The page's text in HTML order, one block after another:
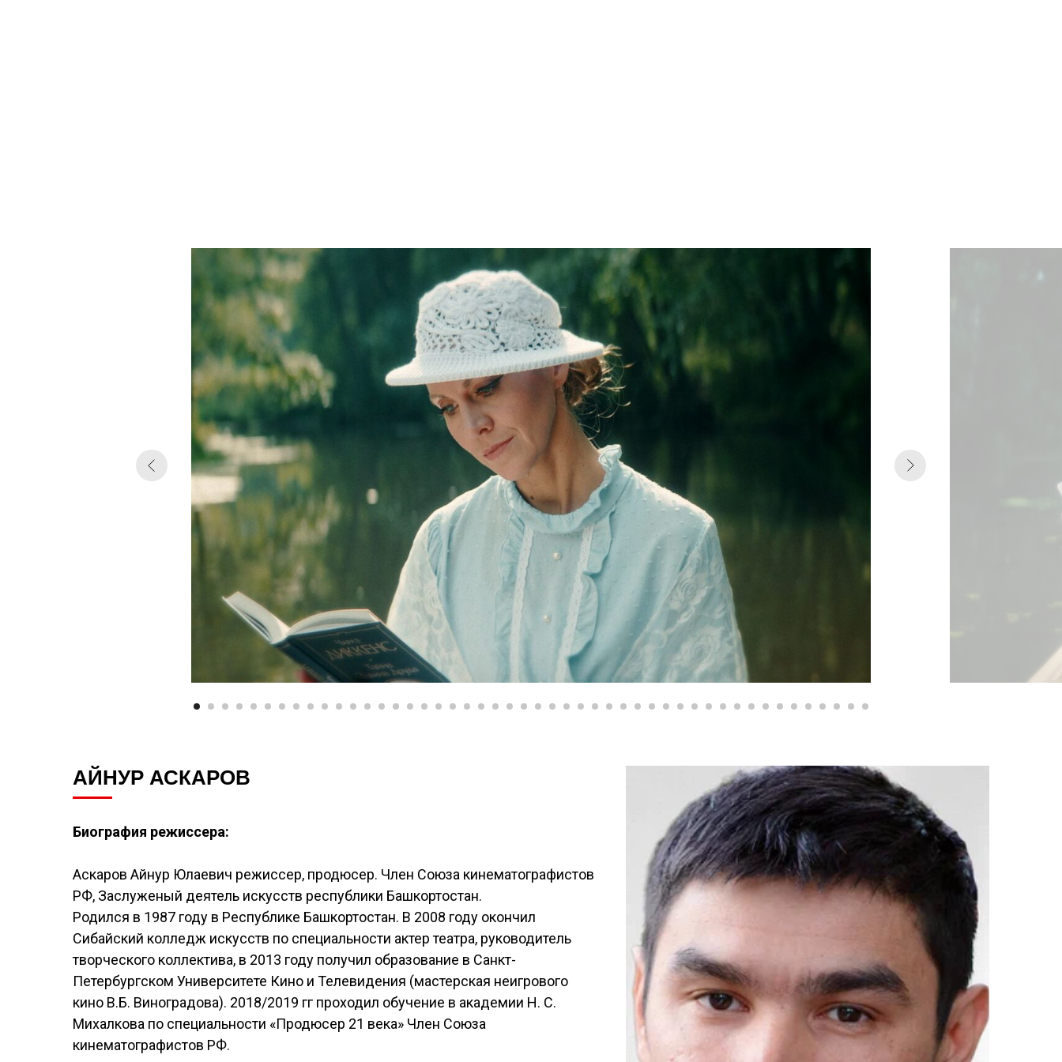
АЙНУР АСКАРОВ
Биография режиссера:
Аскаров Айнур Юлаевич режиссер, продюсер. Член Союза кинематографистов
РФ, Заслуженый деятель искусств республики Башкортостан.
Родился в 1987 году в Республике Башкортостан. В 2008 году окончил
Сибайский колледж искусств по специальности актер театра, руководитель
творческого коллектива, в 2013 году получил образование в Санкт-
Петербургском Университете Кино и Телевидения (мастерская неигрового
кино В.Б. Виноградова). 2018/2019 гг проходил обучение в академии Н. С.
Михалкова по специальности «Продюсер 21 века» Член Союза
кинематографистов РФ.